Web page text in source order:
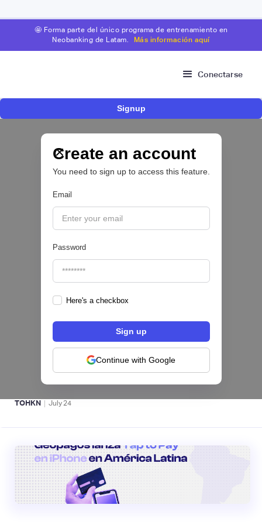
🤩 Forma parte del único programa de entrenamiento en
Neobanking de Latam.
Más información aquí
Conectarse
Signup
Create an account
You need to sign up to access this feature.
Email
Password
Here's a checkbox
Continue with Google
IA para automatizar la gestión de tesorería de
las PYMEs
BFM 👔
July 28
Fintech salvadoreña TOHKN lanza plataforma
para invertir desde US$10 en acciones de EE.
UU. y criptomonedas
ACTIVOS DIGITALES 👾
TOHKN | July 24